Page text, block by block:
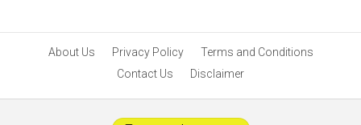
About Us Privacy Policy
Terms and Conditions
Contact Us
Disclaimer